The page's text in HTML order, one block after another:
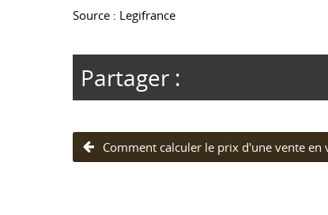
Source : Legifrance
Partager :
Comment calculer le prix d'une vente en